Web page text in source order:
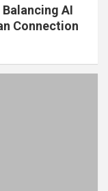
Balancing AI
Connection